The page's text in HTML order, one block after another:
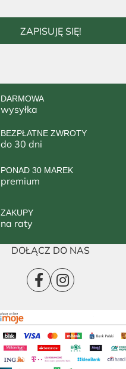
ZAPISUJĘ SIĘ!
DARMOWA
wysyłka
BEZPŁATNE ZWROTY
do 30 dni
PONAD 30 MAREK
premium
ZAKUPY
na raty
DOŁĄCZ DO NAS